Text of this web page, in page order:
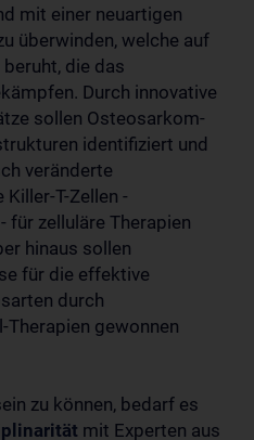
mit einer neuartigen
überwinden, welche auf
die das
Durch innovative
sollen Osteosarkom-
identifiziert und
veränderte
T-Zellen -
für zelluläre Therapien
hinaus sollen
für die effektive
durch
Therapien gewonnen
zu können, bedarf es
mit Experten aus